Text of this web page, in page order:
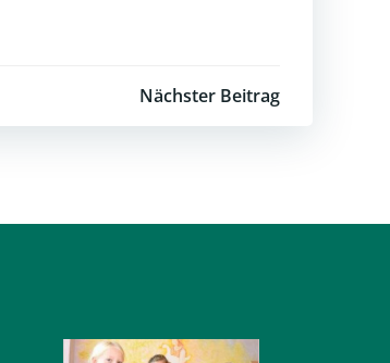
Nächster Beitrag